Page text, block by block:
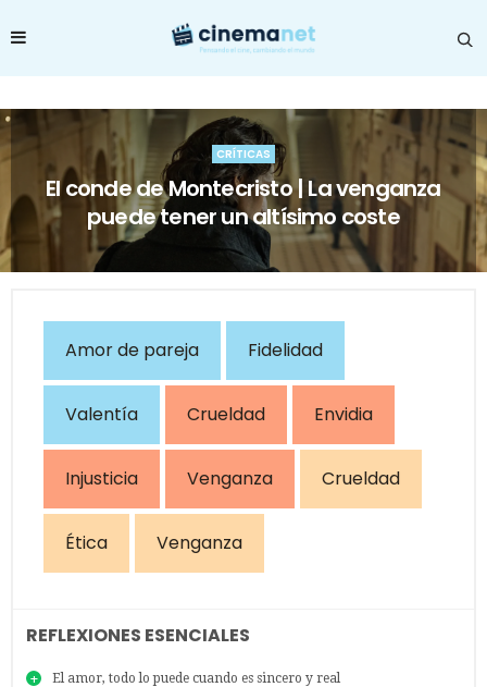
CRÍTICAS
El conde de Montecristo | La venganza
puede tener un altísimo coste
Amor de pareja Fidelidad
Valentía Crueldad Envidia
Injusticia Venganza Crueldad
Ética Venganza
REFLEXIONES ESENCIALES
El amor, todo lo puede cuando es sincero y real